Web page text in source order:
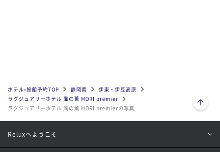
ホテル•旅館予約TOP 静岡県
伊東・伊豆高原
ラグジュアリーホテル 風の薫 MORI premier
ラグジュアリーホテル 風の薫 MORI premierの写真
ページトップへ
Reluxへようこそ